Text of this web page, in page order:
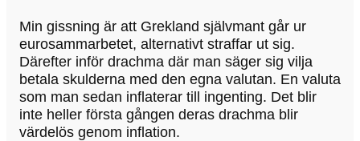
Min gissning är att Grekland självmant går ur
eurosammarbetet, alternativt straffar ut sig.
Därefter inför drachma där man säger sig vilja
betala skulderna med den egna valutan. En valuta
som man sedan inflaterar till ingenting. Det blir
inte heller första gången deras drachma blir
värdelös genom inflation.